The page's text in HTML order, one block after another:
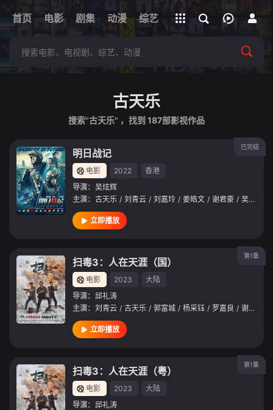
首页 电影 剧集 动漫 综艺 短剧 直播 APP
下载客户端
立即登录
古天乐
搜索"古天乐" ，找到 187部影视作品
已完结
明日战记
电影 2022
香港
导演： 吴炫辉
主演： 古天乐 / 刘青云 / 刘嘉玲 / 姜皓文 / 谢君豪 / 吴倩
立即播放
第1集
扫毒3：人在天涯（国）
电影 2023
大陆
导演： 邱礼涛
主演： 刘青云 / 古天乐 / 郭富城 / 杨采钰 / 罗嘉良 / 谢君豪
立即播放
第1集
扫毒3：人在天涯（粤）
电影 2023
大陆
导演： 邱礼涛